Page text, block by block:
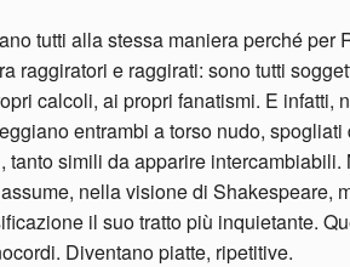
tutti alla stessa maniera perché
raggiratori e raggirati: sono tutti
calcoli, ai propri fanatismi. E infatti,
entrambi a torso nudo,
tanto simili da apparire
nella visione di Shakespeare,
il suo tratto più inquietante.
Diventano piatte, ripetitive.